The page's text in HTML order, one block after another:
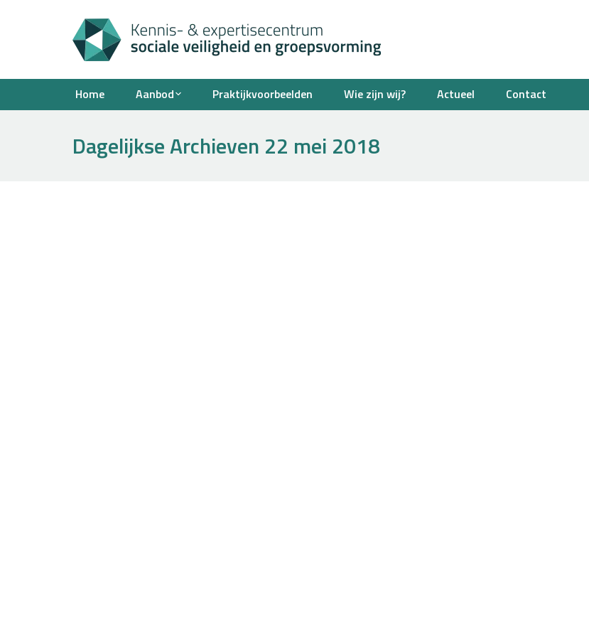
Home Aanbod Praktijkvoorbeelden Wie zijn wij? Actueel Contact
Dagelijkse Archieven 22 mei 2018